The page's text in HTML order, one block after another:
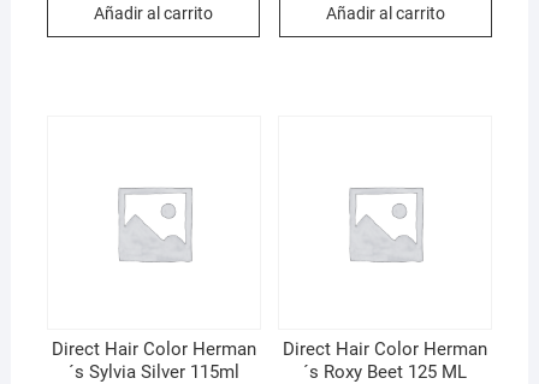
Añadir al carrito Añadir al carrito
Direct Hair Color Herman
´s Sylvia Silver 115ml
Direct Hair Color Herman
´s Roxy Beet 125 ML